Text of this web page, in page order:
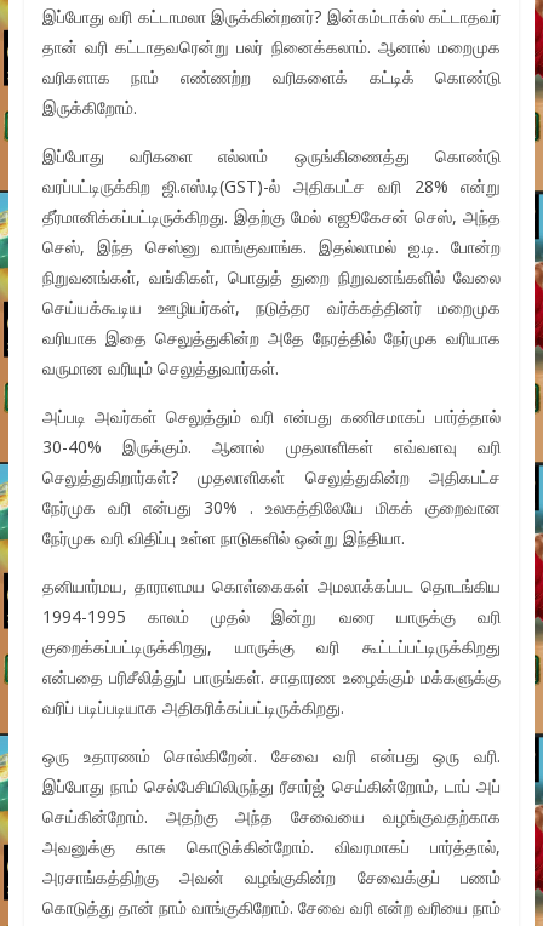
இப்போது வரி கட்டாமலா இருக்கின்றனர்? இன்கம்டாக்ஸ் கட்டாதவர்
தான் வரி கட்டாதவரென்று பலர் நினைக்கலாம். ஆனால் மறைமுக
வரிகளாக நாம் எண்ணற்ற வரிகளைக் கட்டிக் கொண்டு
இருக்கிறோம்.
இப்போது வரிகளை எல்லாம் ஒருங்கிணைத்து கொண்டு
வரப்பட்டிருக்கிற ஜி.எஸ்.டி(GST)-ல் அதிகபட்ச வரி 28% என்று
தீர்மானிக்கப்பட்டிருக்கிறது. இதற்கு மேல் எஜூகேசன் செஸ், அந்த
செஸ், இந்த செஸ்னு வாங்குவாங்க. இதல்லாமல் ஐ.டி. போன்ற
நிறுவனங்கள், வங்கிகள், பொதுத் துறை நிறுவனங்களில் வேலை
செய்யக்கூடிய ஊழியர்கள், நடுத்தர வர்க்கத்தினர் மறைமுக
வரியாக இதை செலுத்துகின்ற அதே நேரத்தில் நேர்முக வரியாக
வருமான வரியும் செலுத்துவார்கள்.
அப்படி அவர்கள் செலுத்தும் வரி என்பது கணிசமாகப் பார்த்தால்
30-40% இருக்கும். ஆனால் முதலாளிகள் எவ்வளவு வரி
செலுத்துகிறார்கள்? முதலாளிகள் செலுத்துகின்ற அதிகபட்ச
நேர்முக வரி என்பது 30% . உலகத்திலேயே மிகக் குறைவான
நேர்முக வரி விதிப்பு உள்ள நாடுகளில் ஒன்று இந்தியா.
தனியார்மய, தாராளமய கொள்கைகள் அமலாக்கப்பட தொடங்கிய
1994-1995 காலம் முதல் இன்று வரை யாருக்கு வரி
குறைக்கப்பட்டிருக்கிறது, யாருக்கு வரி கூட்டப்பட்டிருக்கிறது
என்பதை பரிசீலித்துப் பாருங்கள். சாதாரண உழைக்கும் மக்களுக்கு
வரிப் படிப்படியாக அதிகரிக்கப்பட்டிருக்கிறது.
ஒரு உதாரணம் சொல்கிறேன். சேவை வரி என்பது ஒரு வரி.
இப்போது நாம் செல்பேசியிலிருந்து ரீசார்ஜ் செய்கின்றோம், டாப் அப்
செய்கின்றோம். அதற்கு அந்த சேவையை வழங்குவதற்காக
அவனுக்கு காசு கொடுக்கின்றோம். விவரமாகப் பார்த்தால்,
அரசாங்கத்திற்கு அவன் வழங்குகின்ற சேவைக்குப் பணம்
கொடுத்து தான் நாம் வாங்குகிறோம். சேவை வரி என்ற வரியை நாம்